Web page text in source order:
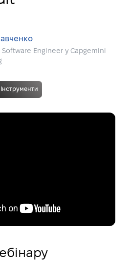
Software Engineer у Capgemini
Інструменти